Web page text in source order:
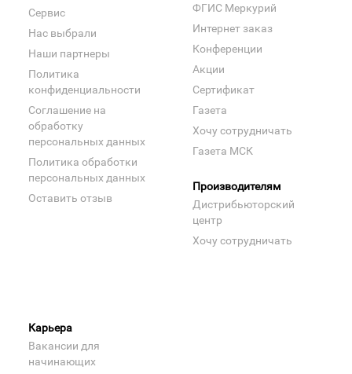
Сервис
Нас выбрали
Наши партнеры
Политика
конфиденциальности
Соглашение на
обработку
персональных данных
Политика обработки
персональных данных
Оставить отзыв
ФГИС Меркурий
Интернет заказ
Конференции
Акции
Сертификат
Газета
Хочу сотрудничать
Газета МСК
Производителям
Дистрибьюторский
центр
Хочу сотрудничать
Карьера
Вакансии для
начинающих